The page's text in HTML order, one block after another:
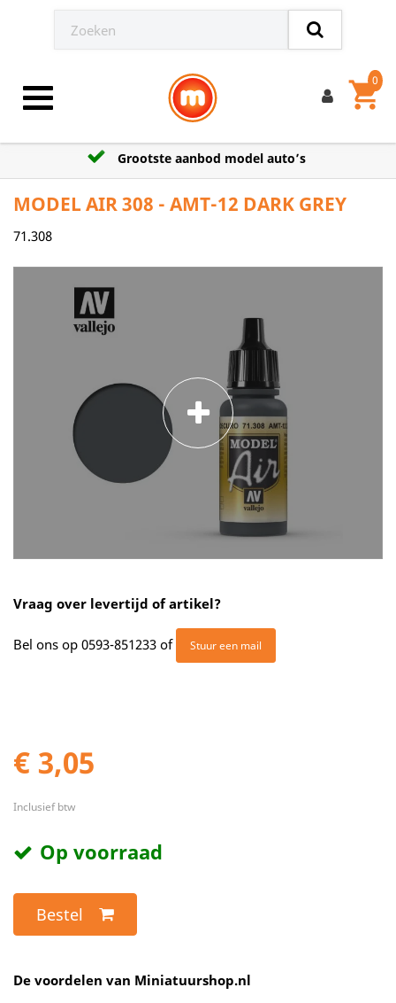
Toggle navigation shopping_cart
0
Grootste aanbod model auto’s
MODEL AIR 308 - AMT-12 DARK GREY
71.308
Vraag over levertijd of artikel?
Bel ons op 0593-851233 of Stuur een mail
€ 3,05
Inclusief btw
Op voorraad
Bestel
De voordelen van Miniatuurshop.nl